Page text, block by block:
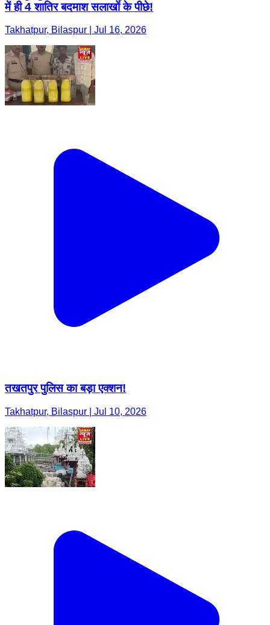
में ही 4 शातिर बदमाश सलाखों के पीछे!
Takhatpur, Bilaspur | Jul 16, 2026
तखतपुर पुलिस का बड़ा एक्शन!
Takhatpur, Bilaspur | Jul 10, 2026